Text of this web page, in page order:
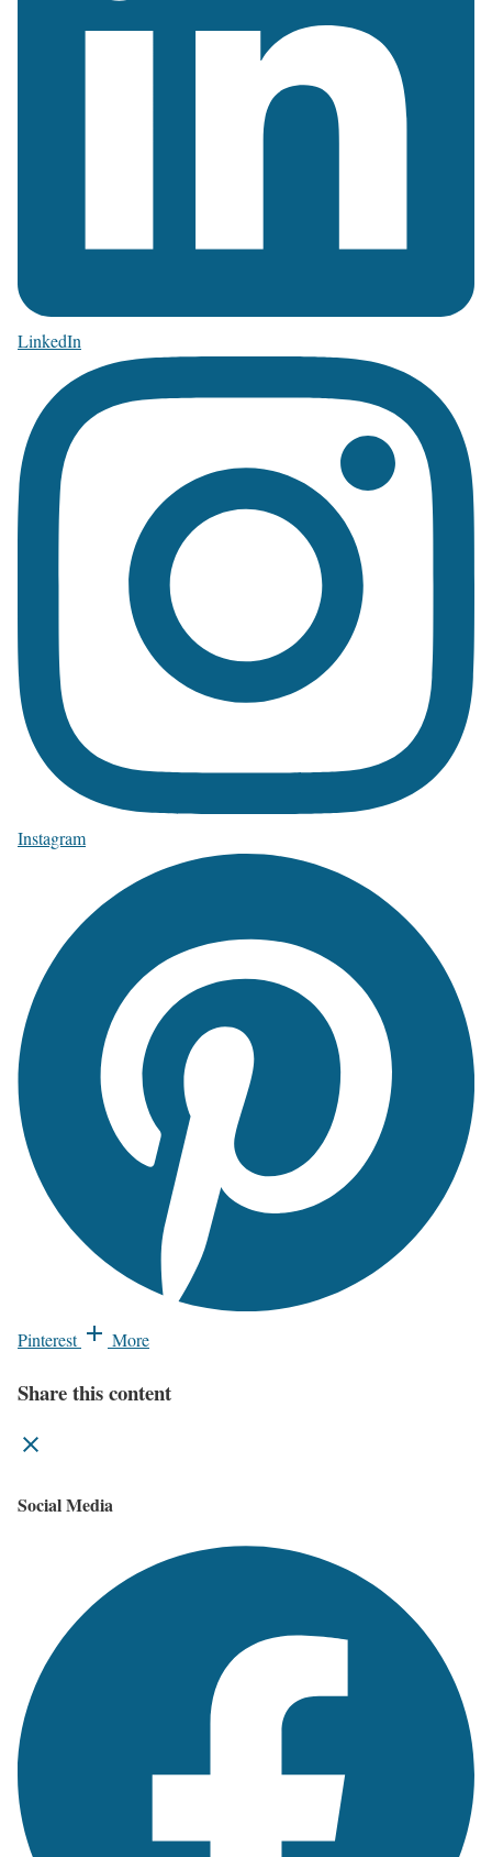
LinkedIn
Instagram
Pinterest More
Share this content
Social Media